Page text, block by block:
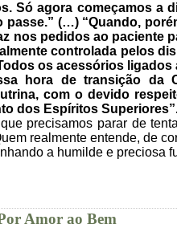
Só agora começamos a
passe.” (…) “Quando,
nos pedidos ao paciente
controlada pelos
os acessórios
hora de transição da
com o devido
dos Espíritos
precisamos parar de
realmente entende, de
a humilde e preciosa
Amor ao Bem